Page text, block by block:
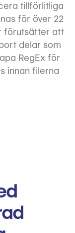
tillförlitliga
för över 22
förutsätter att
delar som
RegEx för
innan filerna